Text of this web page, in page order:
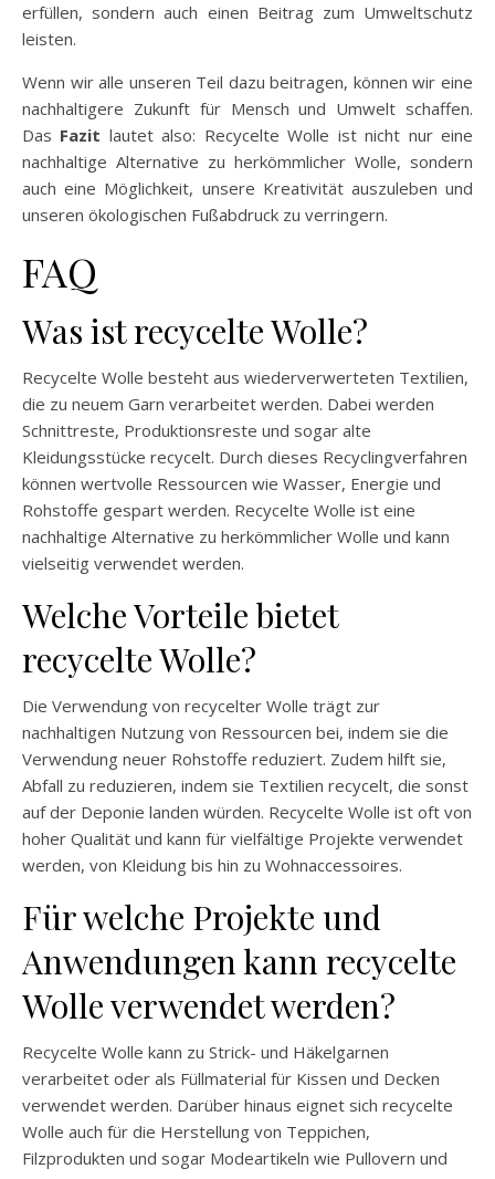
erfüllen, sondern auch einen Beitrag zum Umweltschutz
leisten.
Wenn wir alle unseren Teil dazu beitragen, können wir eine
nachhaltigere Zukunft für Mensch und Umwelt schaffen.
Das Fazit lautet also: Recycelte Wolle ist nicht nur eine
nachhaltige Alternative zu herkömmlicher Wolle, sondern
auch eine Möglichkeit, unsere Kreativität auszuleben und
unseren ökologischen Fußabdruck zu verringern.
FAQ
Was ist recycelte Wolle?
Recycelte Wolle besteht aus wiederverwerteten Textilien,
die zu neuem Garn verarbeitet werden. Dabei werden
Schnittreste, Produktionsreste und sogar alte
Kleidungsstücke recycelt. Durch dieses Recyclingverfahren
können wertvolle Ressourcen wie Wasser, Energie und
Rohstoffe gespart werden. Recycelte Wolle ist eine
nachhaltige Alternative zu herkömmlicher Wolle und kann
vielseitig verwendet werden.
Welche Vorteile bietet
recycelte Wolle?
Die Verwendung von recycelter Wolle trägt zur
nachhaltigen Nutzung von Ressourcen bei, indem sie die
Verwendung neuer Rohstoffe reduziert. Zudem hilft sie,
Abfall zu reduzieren, indem sie Textilien recycelt, die sonst
auf der Deponie landen würden. Recycelte Wolle ist oft von
hoher Qualität und kann für vielfältige Projekte verwendet
werden, von Kleidung bis hin zu Wohnaccessoires.
Für welche Projekte und
Anwendungen kann recycelte
Wolle verwendet werden?
Recycelte Wolle kann zu Strick- und Häkelgarnen
verarbeitet oder als Füllmaterial für Kissen und Decken
verwendet werden. Darüber hinaus eignet sich recycelte
Wolle auch für die Herstellung von Teppichen,
Filzprodukten und sogar Modeartikeln wie Pullovern und